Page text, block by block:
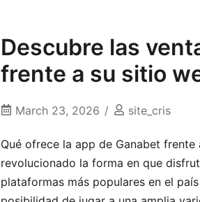
Descubre las
frente a su sitio
March 23, 2026 site_cris
Qué ofrece la app de Ganabet
revolucionado la forma en que
plataformas más populares en el